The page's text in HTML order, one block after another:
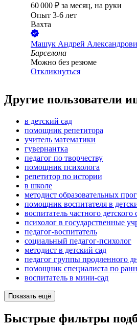
60 000 ₽ за месяц, на руки
Опыт 3-6 лет
Вахта
Машук Андрей
Барселона
Можно без резюме
Откликнуться
Другие пользователи
в детский сад
помощник репетитора
учитель математики
гувернантка
педагог по творчеству
помощник психолога
репетитор по истории
в школе
методист образовательных
помощник воспитателя в
воспитатель частного детского
психолог в государственные
педагог-воспитатель
социальный педагог-психолог
методист в детский сад
педагог группы продленного
помощник специалиста по
воспитатель в мини-сад
Показать ещё
Быстрые фильтры